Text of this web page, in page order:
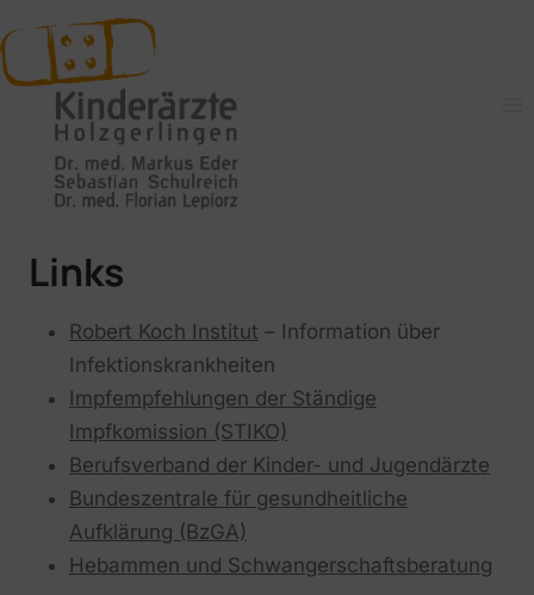
Inhalt
springen
Links
Robert Koch Institut – Information über
Infektionskrankheiten
Impfempfehlungen der Ständige
Impfkomission (STIKO)
Berufsverband der Kinder- und Jugendärzte
Bundeszentrale für gesundheitliche
Aufklärung (BzGA)
Hebammen und Schwangerschaftsberatung